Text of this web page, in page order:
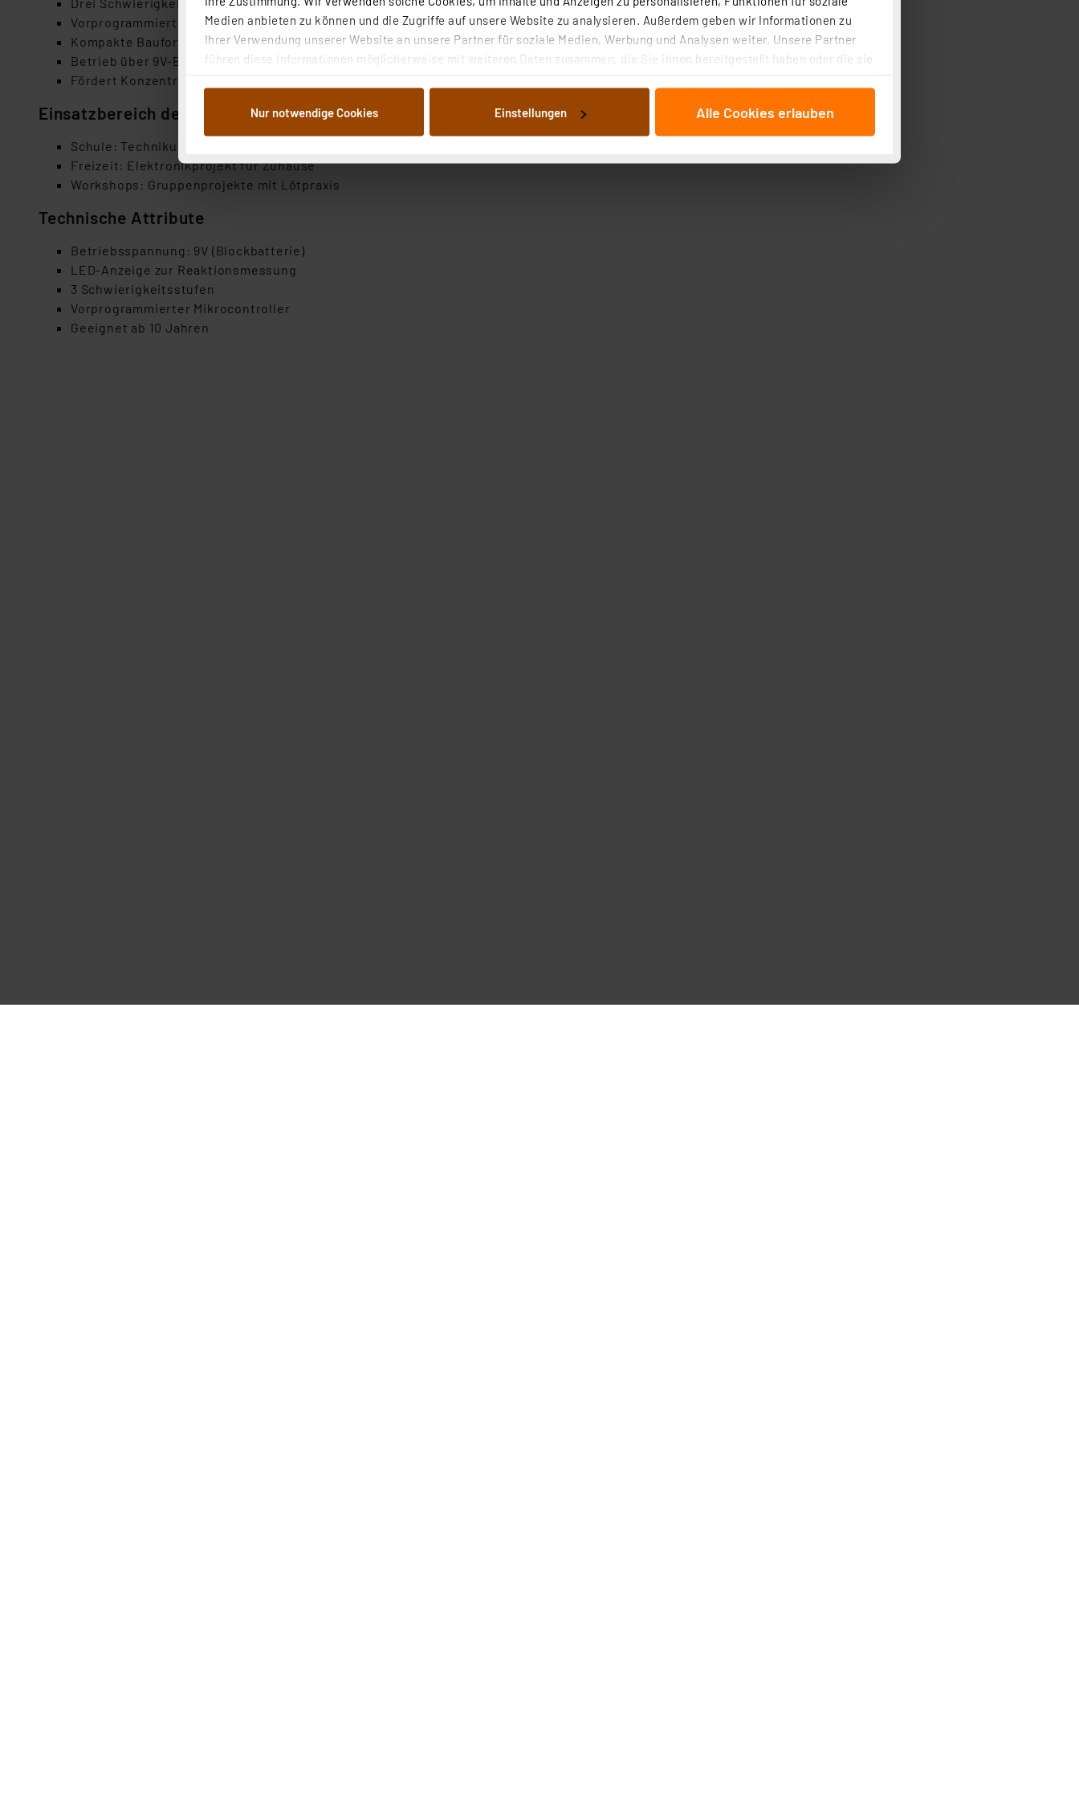
Medien anbieten zu können und die Zugriffe auf unsere Website zu analysieren. Außerdem geben wir Informationen zu
Ihrer Verwendung unserer Website an unsere Partner für soziale Medien, Werbung und Analysen weiter. Unsere Partner
führen diese Informationen möglicherweise mit weiteren Daten zusammen, die Sie ihnen bereitgestellt haben oder die sie
Weiterverarbeitung für die nachfolgend dargestellten bzw. die von Ihnen ausgewählten Verarbeitungszwecke (Art. 6
Abs.1a DSG-VO) zu. Eine detaillierte Auflistung der einzelnen Cookies nach Zweck und Anbieter ist durch Klick auf den
ganz oder teilweise zustimmen. Ihre erteilte Zustimmung können Sie jederzeit unter dem Link „Cookie Einstellungen“
anpassen oder widerrufen. Die Rechtmäßigkeit der Speicherung, Abrufung und Weiterverarbeitung dieser Daten zur
„Einige Drittanbieter verarbeiten personenbezogene Daten in den USA. Ihre Einwilligung zur Einbindung von Cookies
dieser Drittanbieter umfasst daher ggf. auch die Verarbeitung Ihrer Daten in den USA gemäß Art. 49 (1) lit. a DSGVO.
Nähere Infos zu diesen Drittanbietern und zu der jeweiligen Datenübermittlung erhalten Sie in der Datenschutzerklärung.
Für die USA besteht kein Angemessenheitsbeschluss der EU. Dies bedeutet, dass die USA als Land mit unzureichendem
Nur notwendige Cookies Einstellungen Alle Cookies erlauben
Vorprogrammierter Mikrocontroller
Kompakte Bauform – ideal für Workshops
Betrieb über 9V-Blockbatterie
Fördert Konzentration und Feinmotorik
Einsatzbereich des Produktes
Schule: Technikunterricht und MINT-Förderung
Freizeit: Elektronikprojekt für Zuhause
Workshops: Gruppenprojekte mit Lötpraxis
Technische Attribute
Betriebsspannung: 9V (Blockbatterie)
LED-Anzeige zur Reaktionsmessung
3 Schwierigkeitsstufen
Vorprogrammierter Mikrocontroller
Geeignet ab 10 Jahren